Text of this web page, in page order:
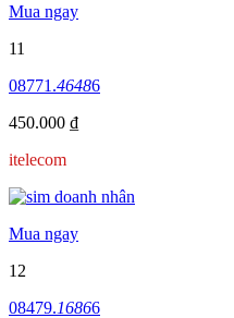
Mua ngay
11
08771.46486
450.000 ₫
itelecom
Mua ngay
12
08479.16866